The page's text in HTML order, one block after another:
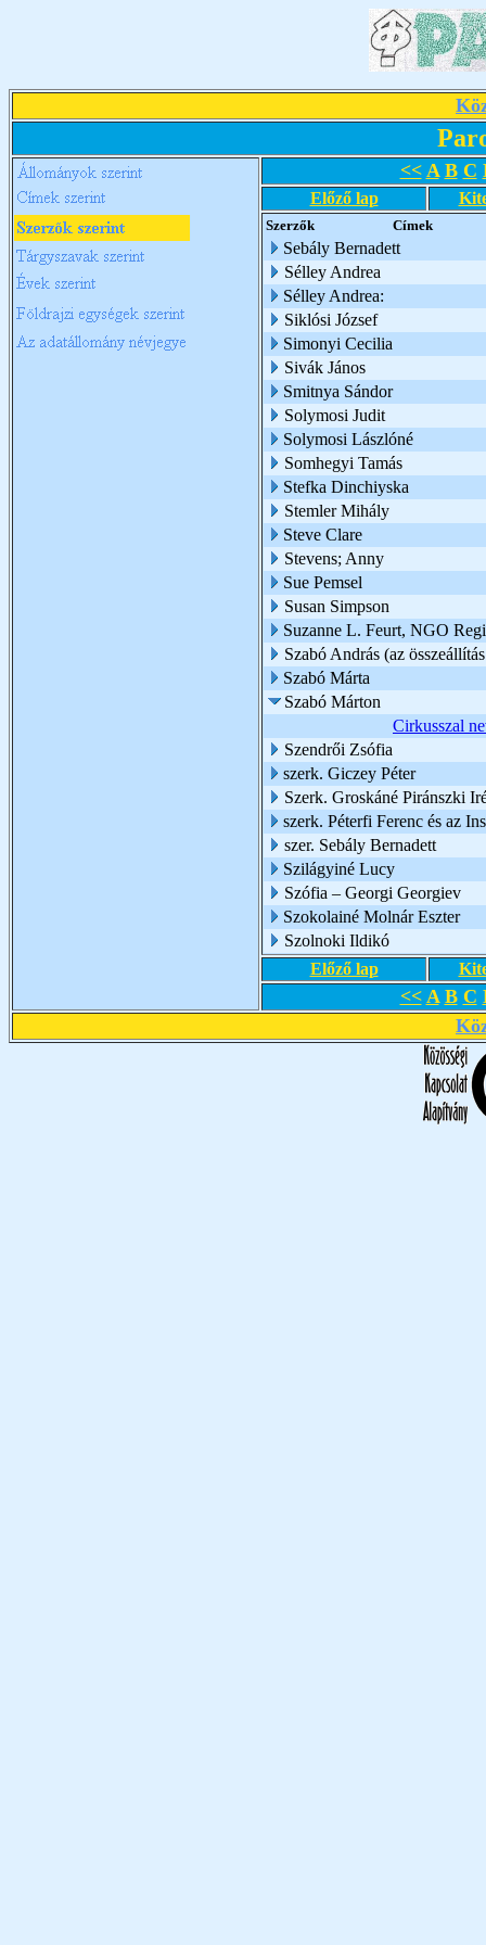
<< A B C
Előző lap
Szerzők Címek
Sebály Bernadett
Sélley Andrea
Sélley Andrea:
Siklósi József
Simonyi Cecilia
Sivák János
Smitnya Sándor
Solymosi Judit
Solymosi Lászlóné
Somhegyi Tamás
Stefka Dinchiyska
Stemler Mihály
Steve Clare
Stevens; Anny
Sue Pemsel
Susan Simpson
Suzanne L. Feurt, NGO
Szabó András (az
Szabó Márta
Szabó Márton
Cirkusszal
Szendrői Zsófia
szerk. Giczey Péter
Szerk. Groskáné Piránszki
szerk. Péterfi Ferenc és az
szer. Sebály Bernadett
Szilágyiné Lucy
Szófia – Georgi Georgiev
Szokolainé Molnár Eszter
Szolnoki Ildikó
Előző lap
<< A B C